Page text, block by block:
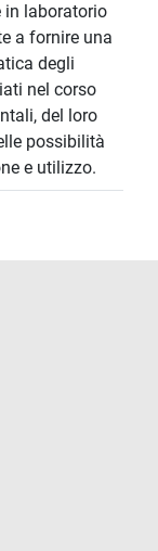
in laboratorio
a fornire una
degli
nel corso
del loro
possibilità
e utilizzo.